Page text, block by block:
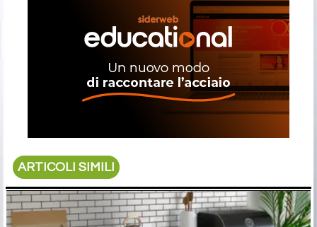
ARTICOLI SIMILI